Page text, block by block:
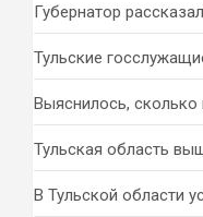
Губернатор
Тульские
Выяснилось, сколько
Тульская область
В Тульской области